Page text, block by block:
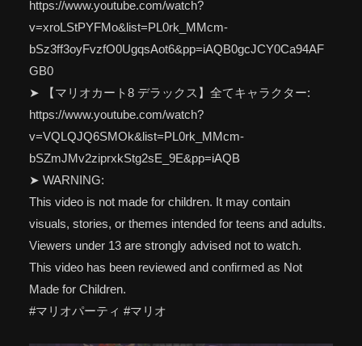
https://www.youtube.com/watch?
v=xroLStPYFMo&list=PL0rk_MMcm-
bSz3ff3oyFvzfO0UgqsAot6&pp=iAQB0gcJCY0Ca94AF
GB0
➤ 【マリオカート8 デラックス】全てキャラクター:
https://www.youtube.com/watch?
v=VQLQJQ6SMOk&list=PL0rk_MMcm-
bSZmJMv2ziprxkStg2sE_9E&pp=iAQB
➤ WARNING:
This video is not made for children. It may contain
visuals, stories, or themes intended for teens and adults.
Viewers under 13 are strongly advised not to watch.
This video has been reviewed and confirmed as Not
Made for Children.
#マリオパーティ #マリオ